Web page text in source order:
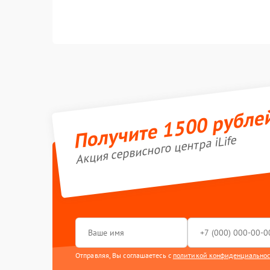
Получите 1500
Акция сервисного центра iLife
Отправляя, Вы соглашаетесь с политикой